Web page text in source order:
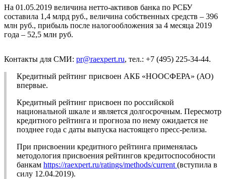
На 01.05.2019 величина нетто-активов банка по РСБУ
составила 1,4 млрд руб., величина собственных средств – 396
млн руб., прибыль после налогообложения за 4 месяца 2019
года – 52,5 млн руб.
Контакты для СМИ: pr@raexpert.ru, тел.: +7 (495) 225-34-44.
Кредитный рейтинг присвоен АКБ «НООСФЕРА» (АО)
впервые.
Кредитный рейтинг присвоен по российской
национальной шкале и является долгосрочным. Пересмотр
кредитного рейтинга и прогноза по нему ожидается не
позднее года с даты выпуска настоящего пресс-релиза.
При присвоении кредитного рейтинга применялась
методология присвоения рейтингов кредитоспособности
банкам https://raexpert.ru/ratings/methods/current (вступила в
силу 12.04.2019).